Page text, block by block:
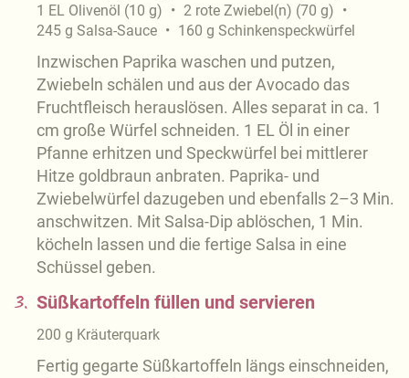
1 EL Olivenöl (10 g) 2 rote Zwiebel(n) (70 g)
245 g Salsa-Sauce 160 g Schinkenspeckwürfel
Inzwischen Paprika waschen und putzen,
Zwiebeln schälen und aus der Avocado das
Fruchtfleisch herauslösen. Alles separat in ca. 1
cm große Würfel schneiden. 1 EL Öl in einer
Pfanne erhitzen und Speckwürfel bei mittlerer
Hitze goldbraun anbraten. Paprika- und
Zwiebelwürfel dazugeben und ebenfalls 2–3 Min.
anschwitzen. Mit Salsa-Dip ablöschen, 1 Min.
köcheln lassen und die fertige Salsa in eine
Schüssel geben.
3. Süßkartoffeln füllen und servieren
200 g Kräuterquark
Fertig gegarte Süßkartoffeln längs einschneiden,